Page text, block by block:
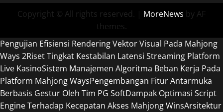
Copyright © All rights reserved. | MoreNews by AF
themes.
Pengujian Efisiensi Rendering Vektor Visual Pada Mahjong
Ways 2Riset Tingkat Kestabilan Latensi Streaming Platform
Live KasinoSistem Manajemen Algoritma Beban Kerja Pada
Platform Mahjong WaysPengembangan Fitur Antarmuka
Berbasis Gestur Oleh Tim PG SoftDampak Optimasi Script
Engine Terhadap Kecepatan Akses Mahjong WinsArsitektur